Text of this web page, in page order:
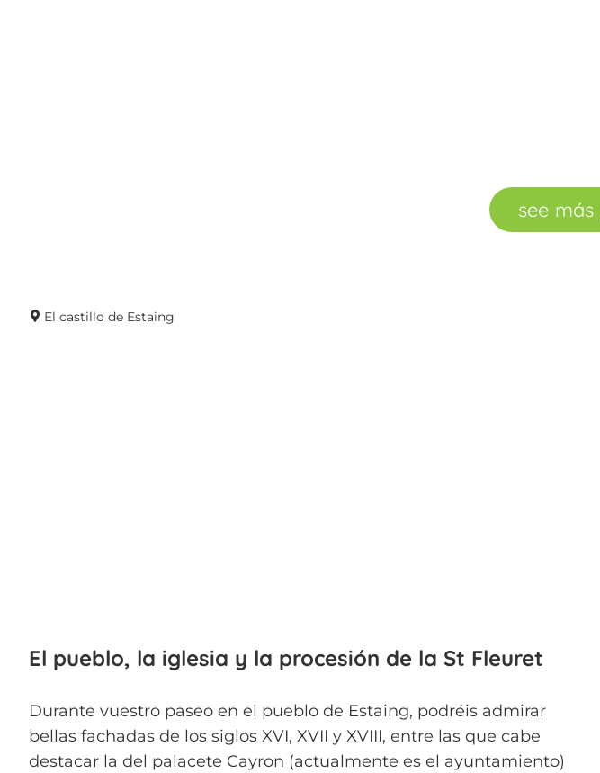
see más
El castillo de Estaing
El pueblo, la iglesia y la procesión de la St Fleuret
Durante vuestro paseo en el pueblo de Estaing, podréis admirar
bellas fachadas de los siglos XVI, XVII y XVIII, entre las que cabe
destacar la del palacete Cayron (actualmente es el ayuntamiento)